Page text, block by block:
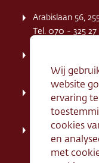
Arabislaan 56,
Tel. 070 - 325 27
Tel. 070 - 324
Kerkstraat 71,
Tel. 070 - 517 95
Dorpsstraat
Tel. 079 - 316 78
Wij
website
ervaring
cookies
en
met